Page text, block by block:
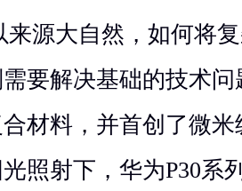
来源大自然，如何将
要解决基础的技术
材料，并首创了微
照射下，华为P30系